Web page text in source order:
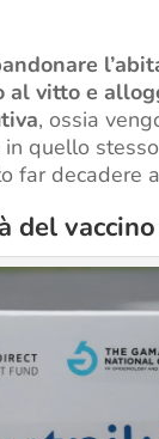
al vitto e
, ossia
quello
far decadere
del